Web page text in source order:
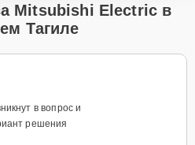
Mitsubishi Electric в
Тагиле
в вопрос и
решения